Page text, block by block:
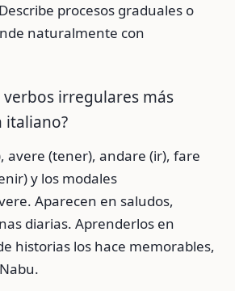
procesos graduales o
naturalmente con
verbos irregulares más
italiano?
avere (tener), andare (ir), fare
y los modales
Aparecen en saludos,
diarias. Aprenderlos en
historias los hace memorables,